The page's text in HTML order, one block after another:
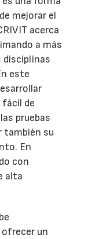
mejorar el
acerca
a más
disciplinas
este
de
pruebas
también su
En
con
alta
un